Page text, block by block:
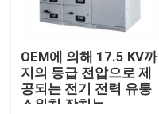
OEM에 의해 17.5 KV까
지의 등급 전압으로 제
공되는 전기 전력 유통
스위치 장치는